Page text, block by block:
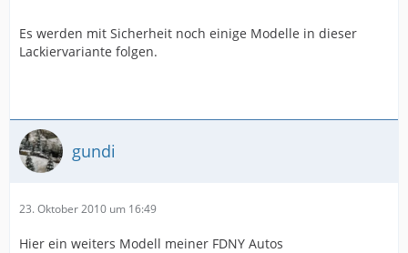
Es werden mit Sicherheit noch einige Modelle in dieser
Lackiervariante folgen.
gundi
23. Oktober 2010 um 16:49
Hier ein weiters Modell meiner FDNY Autos